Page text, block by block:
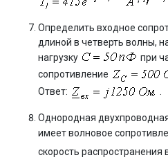
Определить входное
длиной в четверть волны,
нагрузку
при
сопротивление
Ответ:
Однородная
имеет волновое
скорость распространения